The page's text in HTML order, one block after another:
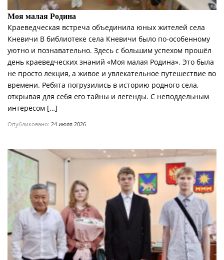
Моя малая Родина
Краеведческая встреча объединила юных жителей села
Кневичи В библиотеке села Кневичи было по-особенному
уютно и познавательно. Здесь с большим успехом прошёл
день краеведческих знаний «Моя малая Родина». Это была
не просто лекция, а живое и увлекательное путешествие во
времени. Ребята погрузились в историю родного села,
открывая для себя его тайны и легенды. С неподдельным
интересом […]
Опубликовано: 24 июля 2026